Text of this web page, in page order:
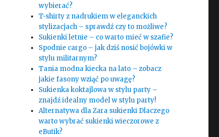
wybierać?
T-shirty z nadrukiem w eleganckich
stylizacjach – sprawdź czy to możliwe?
Sukienki letnie – co warto mieć w szafie?
Spodnie cargo – jak dziś nosić bojówki w
stylu militarnym?
Tania modna kiecka na lato – zobacz
jakie fasony wziąć po uwagę?
Sukienka koktajlowa w stylu party –
znajdź idealny model w stylu party!
Alternatywa dla Zara sukienki Dlaczego
warto wybrać sukienki wieczorowe z
eButik?